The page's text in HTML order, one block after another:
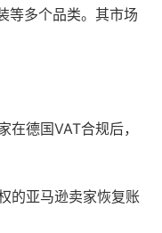
等多个品类。其市场
在德国VAT合规后，
的亚马逊卖家恢复账